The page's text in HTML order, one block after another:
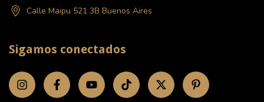
Calle Maipu 521 3B Buenos Aires
Sigamos conectados